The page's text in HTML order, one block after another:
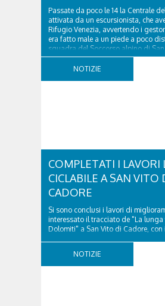
Passate da poco le 14 la Centrale
attivata da un escursionista, che
Rifugio Venezia, avvertendo i
era fatto male a un piede a poco
squadra del Soccorso alpino di
ha quindi raggiunto l'infortunato...
NOTIZIE
COMPLETATI I LAVORI
CICLABILE A SAN VITO
CADORE
Si sono conclusi i lavori di
interessato il tracciato de "La lunga
Dolomiti" a San Vito di Cadore,
appositi dissuasori in
NOTIZIE